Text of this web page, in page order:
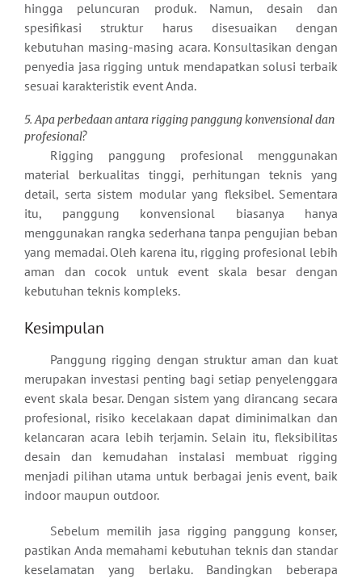
hingga peluncuran produk. Namun, desain dan
spesifikasi struktur harus disesuaikan dengan
kebutuhan masing-masing acara. Konsultasikan dengan
penyedia jasa rigging untuk mendapatkan solusi terbaik
sesuai karakteristik event Anda.
5. Apa perbedaan antara rigging panggung konvensional dan
profesional?
Rigging panggung profesional menggunakan
material berkualitas tinggi, perhitungan teknis yang
detail, serta sistem modular yang fleksibel. Sementara
itu, panggung konvensional biasanya hanya
menggunakan rangka sederhana tanpa pengujian beban
yang memadai. Oleh karena itu, rigging profesional lebih
aman dan cocok untuk event skala besar dengan
kebutuhan teknis kompleks.
Kesimpulan
Panggung rigging dengan struktur aman dan kuat
merupakan investasi penting bagi setiap penyelenggara
event skala besar. Dengan sistem yang dirancang secara
profesional, risiko kecelakaan dapat diminimalkan dan
kelancaran acara lebih terjamin. Selain itu, fleksibilitas
desain dan kemudahan instalasi membuat rigging
menjadi pilihan utama untuk berbagai jenis event, baik
indoor maupun outdoor.
Sebelum memilih jasa rigging panggung konser,
pastikan Anda memahami kebutuhan teknis dan standar
keselamatan yang berlaku. Bandingkan beberapa